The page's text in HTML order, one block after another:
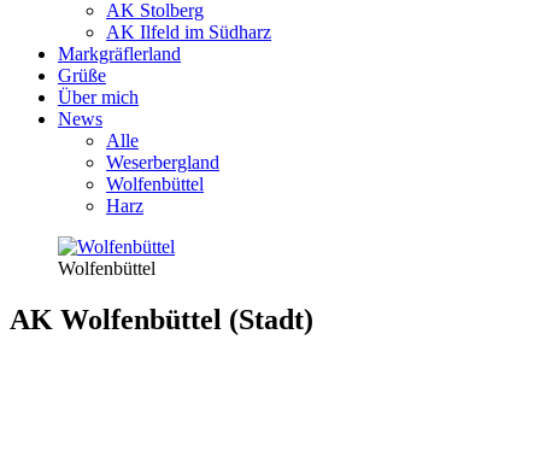
AK Stolberg
AK Ilfeld im Südharz
Markgräflerland
Grüße
Über mich
News
Alle
Weserbergland
Wolfenbüttel
Harz
Wolfenbüttel
AK Wolfenbüttel (Stadt)